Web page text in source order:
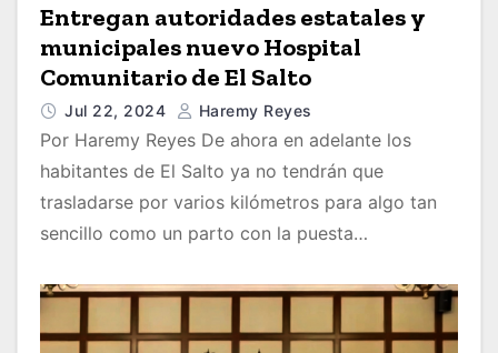
Entregan autoridades estatales y
municipales nuevo Hospital
Comunitario de El Salto
Jul 22, 2024 Haremy Reyes
Por Haremy Reyes De ahora en adelante los
habitantes de El Salto ya no tendrán que
trasladarse por varios kilómetros para algo tan
sencillo como un parto con la puesta…